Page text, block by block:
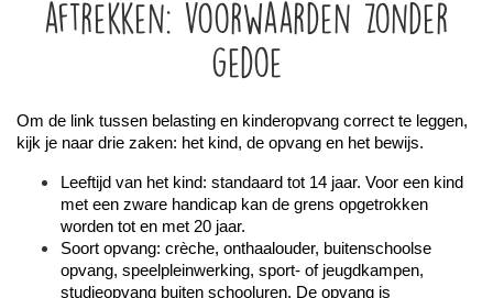
aftrekken: voorwaarden zonder
gedoe
Om de link tussen belasting en kinderopvang correct te leggen,
kijk je naar drie zaken: het kind, de opvang en het bewijs.
Leeftijd van het kind: standaard tot 14 jaar. Voor een kind
met een zware handicap kan de grens opgetrokken
worden tot en met 20 jaar.
Soort opvang: crèche, onthaalouder, buitenschoolse
opvang, speelpleinwerking, sport- of jeugdkampen,
studieopvang buiten schooluren. De opvang is